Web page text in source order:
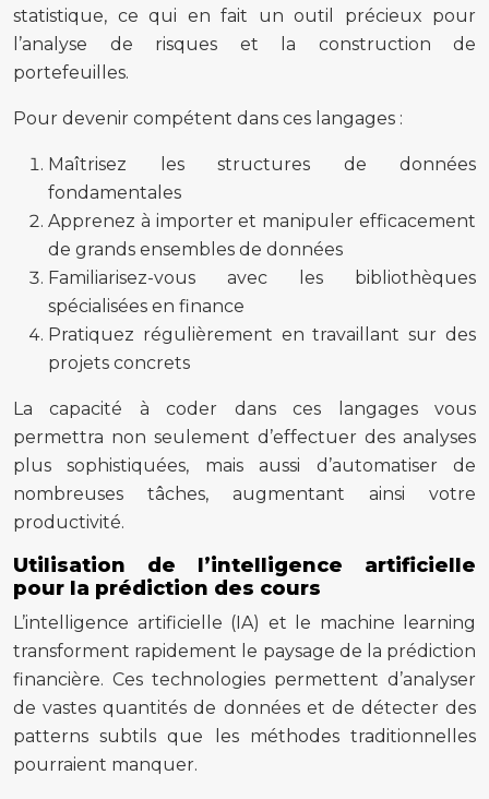
statistique, ce qui en fait un outil précieux pour
l’analyse de risques et la construction de
portefeuilles.
Pour devenir compétent dans ces langages :
Maîtrisez les structures de données
fondamentales
Apprenez à importer et manipuler efficacement
de grands ensembles de données
Familiarisez-vous avec les bibliothèques
spécialisées en finance
Pratiquez régulièrement en travaillant sur des
projets concrets
La capacité à coder dans ces langages vous
permettra non seulement d’effectuer des analyses
plus sophistiquées, mais aussi d’automatiser de
nombreuses tâches, augmentant ainsi votre
productivité.
Utilisation de l’intelligence artificielle
pour la prédiction des cours
L’intelligence artificielle (IA) et le machine learning
transforment rapidement le paysage de la prédiction
financière. Ces technologies permettent d’analyser
de vastes quantités de données et de détecter des
patterns subtils que les méthodes traditionnelles
pourraient manquer.